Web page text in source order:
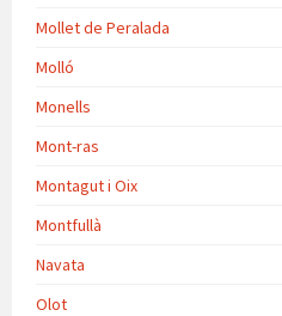
Mollet de Peralada
Molló
Monells
Mont-ras
Montagut i Oix
Montfullà
Navata
Olot